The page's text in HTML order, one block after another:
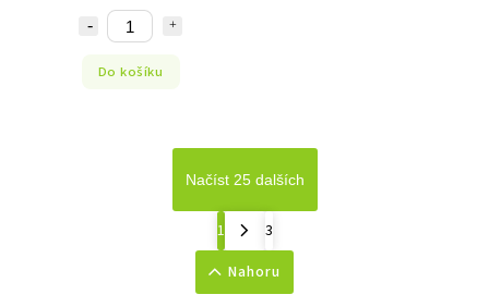
Do košíku
Načíst 25 dalších
1
3
Nahoru